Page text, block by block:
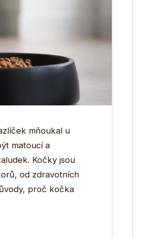
mňoukal u
matoucí a
Kočky jsou
od zdravotních
proč kočka